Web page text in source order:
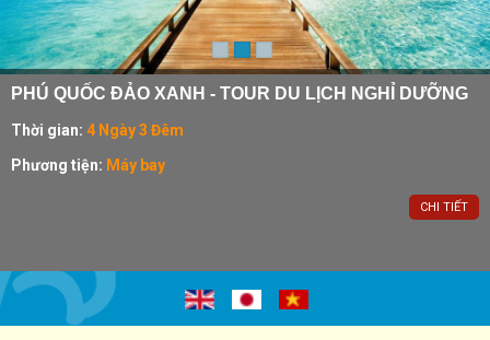
TP HỒ CHÍ MINH - VŨNG TẦU - BÌNH CHÂU
Xuất phát từ:TP Hồ Chí Minh
Kết thúc ở: TP Hồ Chí Minh
CHI TIẾT